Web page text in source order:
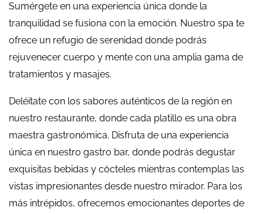
Sumérgete en una experiencia única donde la
tranquilidad se fusiona con la emoción. Nuestro spa te
ofrece un refugio de serenidad donde podrás
rejuvenecer cuerpo y mente con una amplia gama de
tratamientos y masajes.
Deléitate con los sabores auténticos de la región en
nuestro restaurante, donde cada platillo es una obra
maestra gastronómica. Disfruta de una experiencia
única en nuestro gastro bar, donde podrás degustar
exquisitas bebidas y cócteles mientras contemplas las
vistas impresionantes desde nuestro mirador. Para los
más intrépidos, ofrecemos emocionantes deportes de